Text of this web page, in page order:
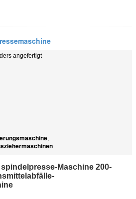
angefertigt
,
Maschine 200-